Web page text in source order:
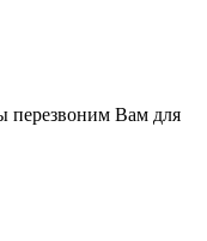
перезвоним Вам для